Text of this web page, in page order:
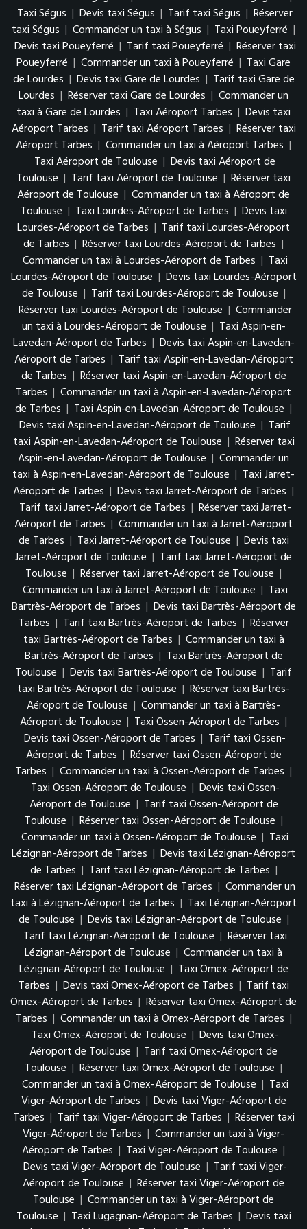
Taxi Ségus | Devis taxi Ségus | Tarif taxi Ségus | Réserver
taxi Ségus | Commander un taxi à Ségus | Taxi Poueyferré |
Devis taxi Poueyferré | Tarif taxi Poueyferré | Réserver taxi
Poueyferré | Commander un taxi à Poueyferré | Taxi Gare
de Lourdes | Devis taxi Gare de Lourdes | Tarif taxi Gare de
Lourdes | Réserver taxi Gare de Lourdes | Commander un
taxi à Gare de Lourdes | Taxi Aéroport Tarbes | Devis taxi
Aéroport Tarbes | Tarif taxi Aéroport Tarbes | Réserver taxi
Aéroport Tarbes | Commander un taxi à Aéroport Tarbes |
Taxi Aéroport de Toulouse | Devis taxi Aéroport de
Toulouse | Tarif taxi Aéroport de Toulouse | Réserver taxi
Aéroport de Toulouse | Commander un taxi à Aéroport de
Toulouse | Taxi Lourdes-Aéroport de Tarbes | Devis taxi
Lourdes-Aéroport de Tarbes | Tarif taxi Lourdes-Aéroport
de Tarbes | Réserver taxi Lourdes-Aéroport de Tarbes |
Commander un taxi à Lourdes-Aéroport de Tarbes | Taxi
Lourdes-Aéroport de Toulouse | Devis taxi Lourdes-Aéroport
de Toulouse | Tarif taxi Lourdes-Aéroport de Toulouse |
Réserver taxi Lourdes-Aéroport de Toulouse | Commander
un taxi à Lourdes-Aéroport de Toulouse | Taxi Aspin-en-
Lavedan-Aéroport de Tarbes | Devis taxi Aspin-en-Lavedan-
Aéroport de Tarbes | Tarif taxi Aspin-en-Lavedan-Aéroport
de Tarbes | Réserver taxi Aspin-en-Lavedan-Aéroport de
Tarbes | Commander un taxi à Aspin-en-Lavedan-Aéroport
de Tarbes | Taxi Aspin-en-Lavedan-Aéroport de Toulouse |
Devis taxi Aspin-en-Lavedan-Aéroport de Toulouse | Tarif
taxi Aspin-en-Lavedan-Aéroport de Toulouse | Réserver taxi
Aspin-en-Lavedan-Aéroport de Toulouse | Commander un
taxi à Aspin-en-Lavedan-Aéroport de Toulouse | Taxi Jarret-
Aéroport de Tarbes | Devis taxi Jarret-Aéroport de Tarbes |
Tarif taxi Jarret-Aéroport de Tarbes | Réserver taxi Jarret-
Aéroport de Tarbes | Commander un taxi à Jarret-Aéroport
de Tarbes | Taxi Jarret-Aéroport de Toulouse | Devis taxi
Jarret-Aéroport de Toulouse | Tarif taxi Jarret-Aéroport de
Toulouse | Réserver taxi Jarret-Aéroport de Toulouse |
Commander un taxi à Jarret-Aéroport de Toulouse | Taxi
Bartrès-Aéroport de Tarbes | Devis taxi Bartrès-Aéroport de
Tarbes | Tarif taxi Bartrès-Aéroport de Tarbes | Réserver
taxi Bartrès-Aéroport de Tarbes | Commander un taxi à
Bartrès-Aéroport de Tarbes | Taxi Bartrès-Aéroport de
Toulouse | Devis taxi Bartrès-Aéroport de Toulouse | Tarif
taxi Bartrès-Aéroport de Toulouse | Réserver taxi Bartrès-
Aéroport de Toulouse | Commander un taxi à Bartrès-
Aéroport de Toulouse | Taxi Ossen-Aéroport de Tarbes |
Devis taxi Ossen-Aéroport de Tarbes | Tarif taxi Ossen-
Aéroport de Tarbes | Réserver taxi Ossen-Aéroport de
Tarbes | Commander un taxi à Ossen-Aéroport de Tarbes |
Taxi Ossen-Aéroport de Toulouse | Devis taxi Ossen-
Aéroport de Toulouse | Tarif taxi Ossen-Aéroport de
Toulouse | Réserver taxi Ossen-Aéroport de Toulouse |
Commander un taxi à Ossen-Aéroport de Toulouse | Taxi
Lézignan-Aéroport de Tarbes | Devis taxi Lézignan-Aéroport
de Tarbes | Tarif taxi Lézignan-Aéroport de Tarbes |
Réserver taxi Lézignan-Aéroport de Tarbes | Commander un
taxi à Lézignan-Aéroport de Tarbes | Taxi Lézignan-Aéroport
de Toulouse | Devis taxi Lézignan-Aéroport de Toulouse |
Tarif taxi Lézignan-Aéroport de Toulouse | Réserver taxi
Lézignan-Aéroport de Toulouse | Commander un taxi à
Lézignan-Aéroport de Toulouse | Taxi Omex-Aéroport de
Tarbes | Devis taxi Omex-Aéroport de Tarbes | Tarif taxi
Omex-Aéroport de Tarbes | Réserver taxi Omex-Aéroport de
Tarbes | Commander un taxi à Omex-Aéroport de Tarbes |
Taxi Omex-Aéroport de Toulouse | Devis taxi Omex-
Aéroport de Toulouse | Tarif taxi Omex-Aéroport de
Toulouse | Réserver taxi Omex-Aéroport de Toulouse |
Commander un taxi à Omex-Aéroport de Toulouse | Taxi
Viger-Aéroport de Tarbes | Devis taxi Viger-Aéroport de
Tarbes | Tarif taxi Viger-Aéroport de Tarbes | Réserver taxi
Viger-Aéroport de Tarbes | Commander un taxi à Viger-
Aéroport de Tarbes | Taxi Viger-Aéroport de Toulouse |
Devis taxi Viger-Aéroport de Toulouse | Tarif taxi Viger-
Aéroport de Toulouse | Réserver taxi Viger-Aéroport de
Toulouse | Commander un taxi à Viger-Aéroport de
Toulouse | Taxi Lugagnan-Aéroport de Tarbes | Devis taxi